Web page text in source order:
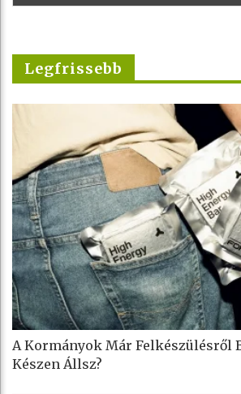
Legfrissebb
A Kormányok Már Felkészülésről
Készen Állsz?